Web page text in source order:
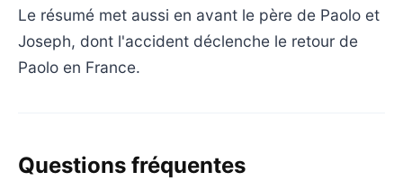
Le résumé met aussi en avant le père de Paolo et
Joseph, dont l'accident déclenche le retour de
Paolo en France.
Questions fréquentes